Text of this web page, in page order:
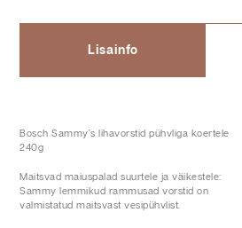
Lisainfo
Bosch Sammy´s lihavorstid pühvliga koertele
240g
Maitsvad maiuspalad suurtele ja väikestele:
Sammy lemmikud rammusad vorstid on
valmistatud maitsvast vesipühvlist.